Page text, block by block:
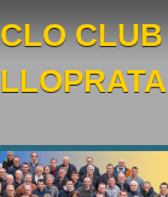
CLUB
cookies